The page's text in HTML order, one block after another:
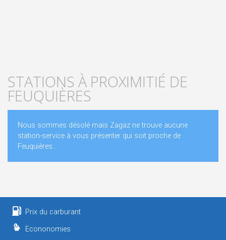
STATIONS À PROXIMITIÉ DE
FEUQUIÈRES
Nous sommes désolé mais Zagaz ne trouve aucune
station-service à vous présenter qui soit proche de
Feuquières..
Prix du carburant
Econonomies